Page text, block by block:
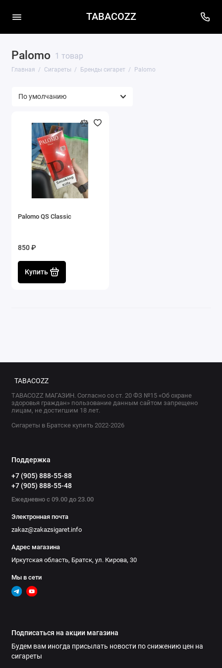
TABACOZZ
Palomo 1 товар
Главная Сигареты Бренды сигарет Palomo
Palomo QS Classic
850 ₽
Купить
TABACOZZ
TABACOZZ МАГАЗИН. Согласно со ст. 20 ФЗ №15 «Об охране
здоровья граждан» пользование данным сайтом запрещено
лицам, не достигшим 18 лет.
Сигареты в Братске купить 2022-2026
Поддержка
+7 (905) 888-55-88
+7 (905) 888-55-48
Ежедневно с 09.00 до 23.00
Электронная почта
zakaz@zakazsigaret.info
Адрес магазина
Иркутская область, Братск, ул. Кирова, 30
Мы в сети
Подписаться на акции магазина
Будем вам иногда присылать новости по снижению цен на
сигареты